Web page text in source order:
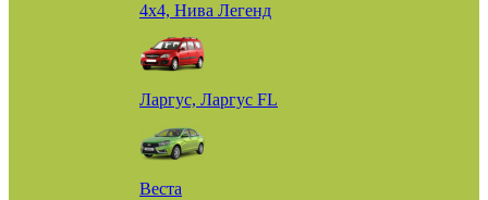
4х4, Нива Легенд
Ларгус, Ларгус FL
Веста